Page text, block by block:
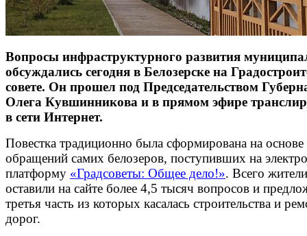
Вопросы инфраструктурного развития
обсуждались сегодня в Белозерске на
совете. Он прошел под Председательством
Олега Кувшинникова и в прямом эфире
в сети Интернет.
Повестка традиционно была сформирована на основе
обращений самих белозеров, поступивших на
платформу «Градсоветы: Общее дело!». Всего
оставили на сайте более 4,5 тысяч вопросов и
третья часть из которых касалась строительства и
дорог.